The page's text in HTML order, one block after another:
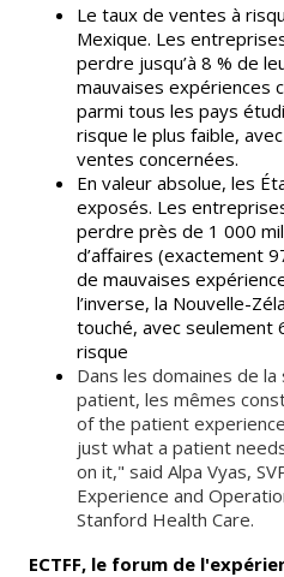
Le taux de ventes à
Mexique. Les
perdre jusqu’à 8 % de
mauvaises
parmi tous les pays
risque le plus faible,
ventes concernées.
En valeur absolue, les
exposés. Les
perdre près de 1 000
d’affaires (exactement
de mauvaises
l’inverse, la Nouvelle-
touché, avec seulement
risque
Dans les domaines de
patient, les mêmes
of the patient
just what a patient
on it," said Alpa Vyas,
Experience and
Stanford Health Care.
ECTFF, le forum de